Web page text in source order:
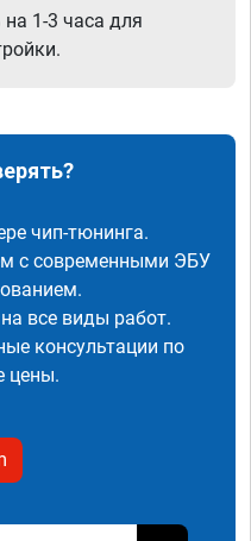
1-3 часа для
чип-тюнинга.
с современными ЭБУ
все виды работ.
консультации по
цены.